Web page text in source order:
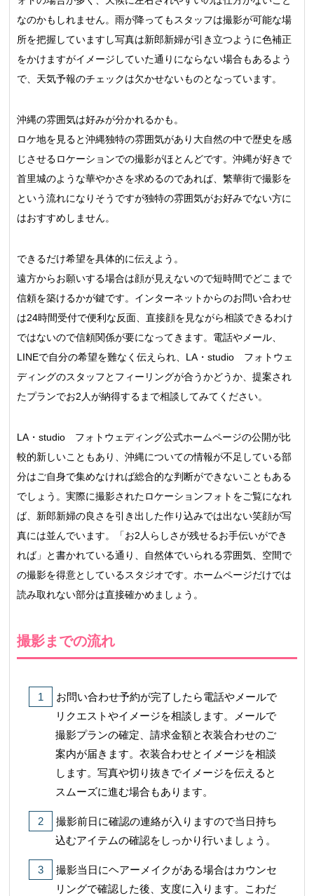
なのかもしれません。雨が降ってもスタッフは撮影が可能な場
所を把握していますし写真は新郎新婦が引き立つように色補正
をかけますがイメージしていた通りにならない場合もあるよう
で、天気予報のチェックは欠かせないものとなっています。
沖縄の雰囲気は好みが分かれるかも。
ロケ地を見ると沖縄独特の雰囲気があり大自然の中で歴史を感
じさせるロケーションでの撮影がほとんどです。沖縄が好きで
首里城のような華やかさを求めるのであれば、繁華街で撮影を
という流れになりそうですが独特の雰囲気がお好みでない方に
はおすすめしません。
できるだけ希望を具体的に伝えよう。
遠方からお願いする場合は顔が見えないので短時間でどこまで
信頼を築けるかが鍵です。インターネットからのお問い合わせ
は24時間受付で便利な反面、直接顔を見ながら相談できるわけ
ではないので信頼関係が要になってきます。電話やメール、
LINEで自分の希望を難なく伝えられ、LA・studio フォトウェ
ディングのスタッフとフィーリングが合うかどうか、提案され
たプランでお2人が納得するまで相談してみてください。
LA・studio フォトウェディング公式ホームページの公開が比
較的新しいこともあり、沖縄についての情報が不足している部
分はご自身で集めなければ総合的な判断ができないこともある
でしょう。実際に撮影されたロケーションフォトをご覧になれ
ば、新郎新婦の良さを引き出した作り込みでは出ない笑顔が写
真には並んでいます。「お2人らしさが残せるお手伝いができ
れば」と書かれている通り、自然体でいられる雰囲気、空間で
の撮影を得意としているスタジオです。ホームページだけでは
読み取れない部分は直接確かめましょう。
撮影までの流れ
お問い合わせ予約が完了したら電話やメールで
リクエストやイメージを相談します。メールで
撮影プランの確定、請求金額と衣装合わせのご
案内が届きます。衣装合わせとイメージを相談
します。写真や切り抜きでイメージを伝えると
スムーズに進む場合もあります。
撮影前日に確認の連絡が入りますので当日持ち
込むアイテムの確認をしっかり行いましょう。
撮影当日にヘアーメイクがある場合はカウンセ
リングで確認した後、支度に入ります。こわだ